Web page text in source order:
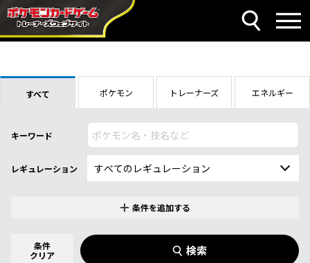
すべて ポケモン トレーナーズ エネルギー
キーワード
レギュレーション
商品名 強化拡張パック「クリムゾンヘイズ」
条件を追加する
条件
クリア
検索